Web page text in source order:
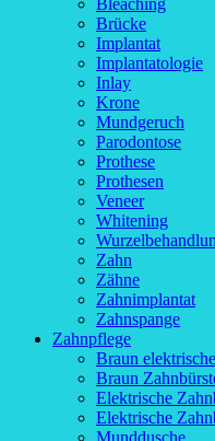
Bleaching
Brücke
Implantat
Implantatologie
Inlay
Krone
Mundgeruch
Parodontose
Prothese
Prothesen
Veneer
Whitening
Zahn
Zähne
Zahnimplantat
Zahnspange
Zahnpflege
Braun
Braun
Elektrische
Elektrische